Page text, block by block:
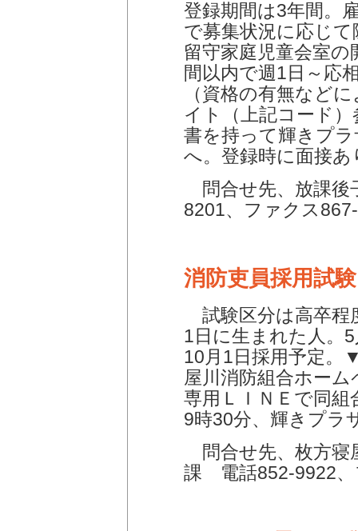
登録期間は3年間。
で募集状況に応じ
留守家庭児童会室
間以内で週1日～応
（資格の有無など
イト（上記コード
書を持って輝きプ
へ。登録時に面接あ
問合せ先、放課
8201、ファクス
消防吏員採用試
試験区分は高卒程
1日に生まれた人。
10月1日採用予定
屋川消防組合ホー
専用ＬＩＮＥで同組
9時30分、輝きプラ
問合せ先、枚方寝
課 電話852-9922、